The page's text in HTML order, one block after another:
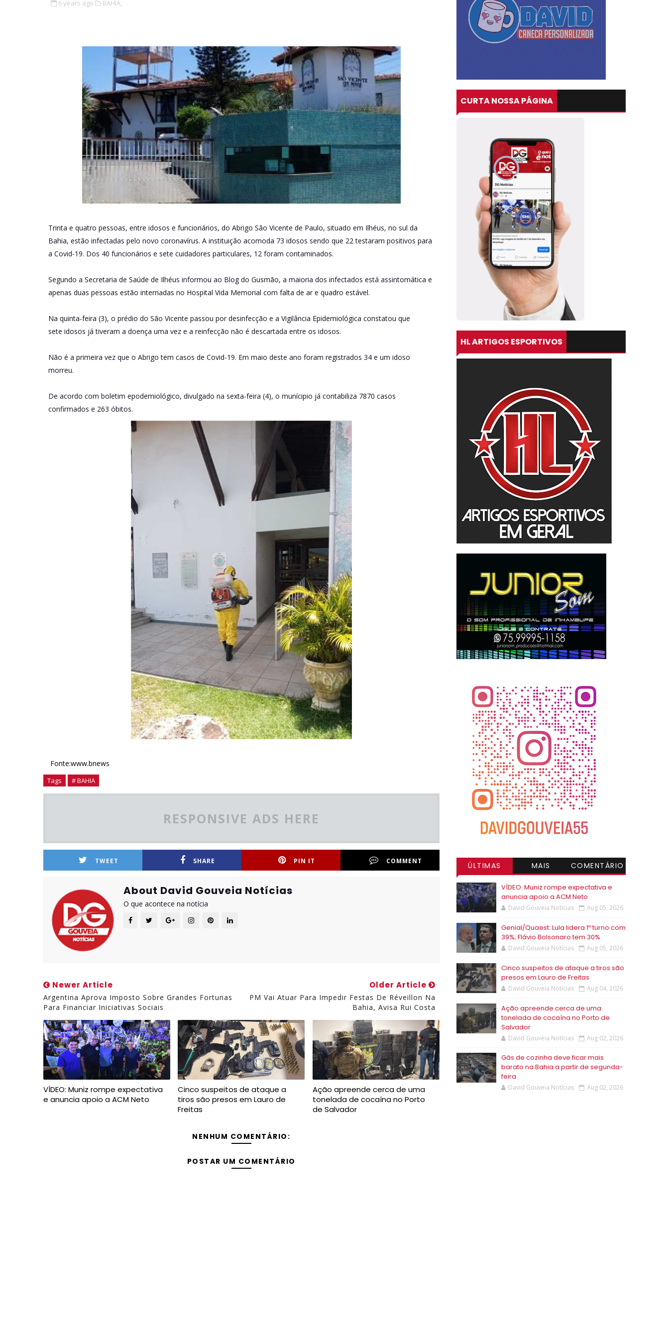
6 years ago BAHIA,
Trinta e quatro pessoas, entre idosos e funcionários, do Abrigo São Vicente de Paulo, situado em Ilhéus, no sul da
Bahia, estão infectadas pelo novo coronavírus. A instituição acomoda 73 idosos sendo que 22 testaram positivos para
a Covid-19. Dos 40 funcionários e sete cuidadores particulares, 12 foram contaminados.
Segundo a Secretaria de Saúde de Ilhéus informou ao Blog do Gusmão, a maioria dos infectados está assintomática e
apenas duas pessoas estão internadas no Hospital Vida Memorial com falta de ar e quadro estável.
Na quinta-feira (3), o prédio do São Vicente passou por desinfecção e a Vigilância Epidemiológica constatou que
sete idosos já tiveram a doença uma vez e a reinfecção não é descartada entre os idosos.
Não é a primeira vez que o Abrigo tem casos de Covid-19. Em maio deste ano foram registrados 34 e um idoso
morreu.
De acordo com boletim epodemiológico, divulgado na sexta-feira (4), o munícipio já contabiliza 7870 casos
confirmados e 263 óbitos.
Fonte:www.bnews
Tags # BAHIA
RESPONSIVE ADS HERE
TWEET SHARE PIN IT COMMENT
About David Gouveia Notícias
O que acontece na notícia
Newer Article
Argentina Aprova Imposto Sobre Grandes Fortunas
Para Financiar Iniciativas Sociais
Older Article
PM Vai Atuar Para Impedir Festas De Réveillon Na
Bahia, Avisa Rui Costa
VÍDEO: Muniz rompe expectativa
e anuncia apoio a ACM Neto
Cinco suspeitos de ataque a
tiros são presos em Lauro de
Freitas
Ação apreende cerca de uma
tonelada de cocaína no Porto
de Salvador
NENHUM COMENTÁRIO:
POSTAR UM COMENTÁRIO
CURTA NOSSA PÁGINA
HL ARTIGOS ESPORTIVOS
ÚLTIMAS
MAIS
COMENTÁRIO
VÍDEO: Muniz rompe expectativa e
anuncia apoio a ACM Neto
David Gouveia Notícias Aug 05, 2026
Genial/Quaest: Lula lidera 1º turno com
39%; Flávio Bolsonaro tem 30%
David Gouveia Notícias Aug 05, 2026
Cinco suspeitos de ataque a tiros são
presos em Lauro de Freitas
David Gouveia Notícias Aug 04, 2026
Ação apreende cerca de uma
tonelada de cocaína no Porto de
Salvador
David Gouveia Notícias Aug 02, 2026
Gás de cozinha deve ficar mais
barato na Bahia a partir de segunda-
feira
David Gouveia Notícias Aug 02, 2026